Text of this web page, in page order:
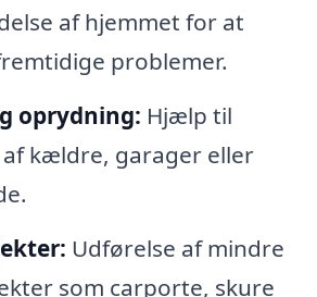
af hjemmet for at
problemer.
oprydning: Hjælp til
kældre, garager eller
Udførelse af mindre
som carporte, skure